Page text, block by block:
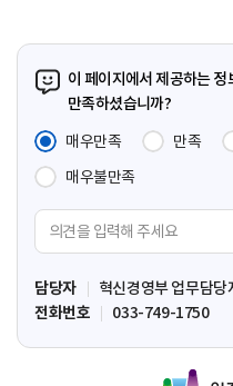
이 페이지에서 제공하는
만족하셨습니까?
매우만족
만족
매우불만족
견
입
력
담당자
혁신경영부 업무담당
전화번호
033-749-1750